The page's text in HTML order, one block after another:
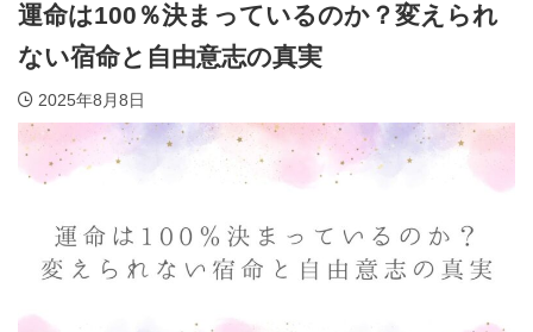
運命は100％決まっているのか？変えられ
ない宿命と自由意志の真実
2025年8月8日